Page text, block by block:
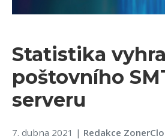
Statistika
poštovního
serveru
7. dubna 2021 | Redakce